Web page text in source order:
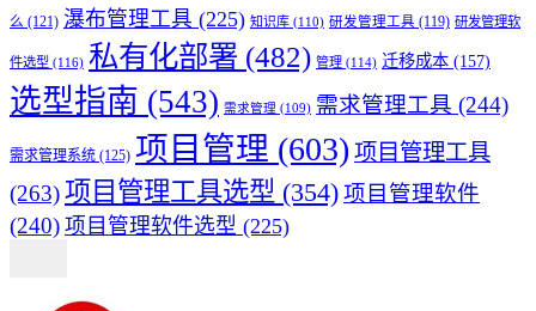
么 (121) 瀑布管理工具 (225) 知识库 (110) 研发管理工具 (119) 研发管理软
件选型 (116) 私有化部署 (482) 管理 (114) 迁移成本 (157)
选型指南 (543) 需求管理 (109) 需求管理工具 (244)
需求管理系统 (125) 项目管理 (603) 项目管理工具
(263)项目管理工具选型 (354) 项目管理软件
(240) 项目管理软件选型 (225)